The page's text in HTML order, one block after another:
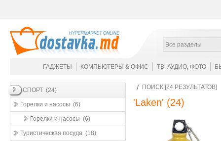
Все разделы
ГАДЖЕТЫ КОМПЬЮТЕРЫ & ОФИС ТВ, АУДИО, ФОТО
СПОРТ (24)
Горелки и насосы (6)
Горелки и насосы (6)
Туристическая посуда (18)
ПОИСК [24 РЕЗУЛЬТАТОВ]
'Laken' (24)